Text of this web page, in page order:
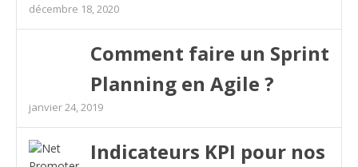
décembre 18, 2020
Comment faire un Sprint
Planning en Agile ?
janvier 24, 2019
Indicateurs KPI pour nos